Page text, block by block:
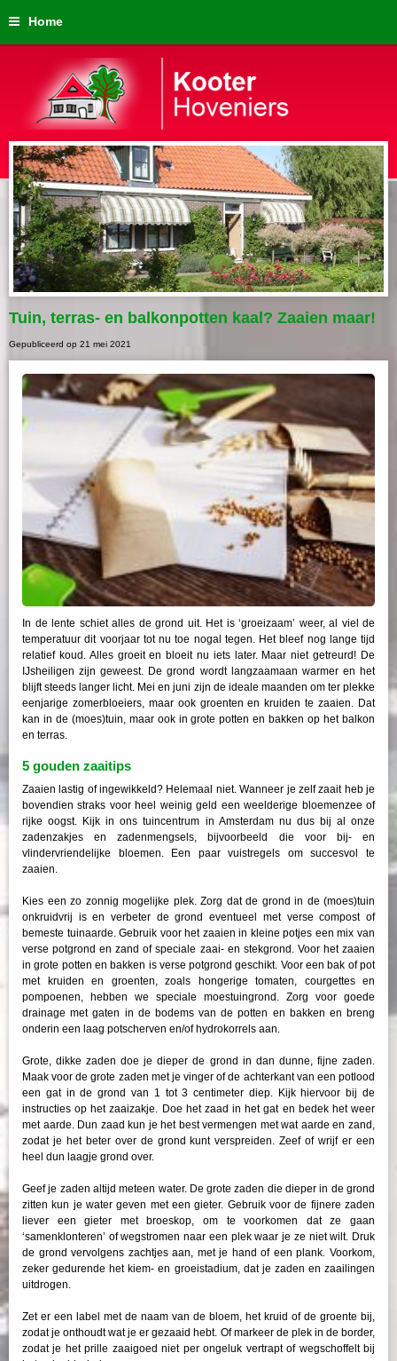
Home
Tuin, terras- en balkonpotten kaal? Zaaien maar!
Gepubliceerd op 21 mei 2021
In de lente schiet alles de grond uit. Het is ‘groeizaam’ weer, al viel de
temperatuur dit voorjaar tot nu toe nogal tegen. Het bleef nog lange tijd
relatief koud. Alles groeit en bloeit nu iets later. Maar niet getreurd! De
IJsheiligen zijn geweest. De grond wordt langzaamaan warmer en het
blijft steeds langer licht. Mei en juni zijn de ideale maanden om ter plekke
eenjarige zomerbloeiers, maar ook groenten en kruiden te zaaien. Dat
kan in de (moes)tuin, maar ook in grote potten en bakken op het balkon
en terras.
5 gouden zaaitips
Zaaien lastig of ingewikkeld? Helemaal niet. Wanneer je zelf zaait heb je
bovendien straks voor heel weinig geld een weelderige bloemenzee of
rijke oogst. Kijk in ons tuincentrum in Amsterdam nu dus bij al onze
zadenzakjes en zadenmengsels, bijvoorbeeld die voor bij- en
vlindervriendelijke bloemen. Een paar vuistregels om succesvol te
zaaien.
Kies een zo zonnig mogelijke plek. Zorg dat de grond in de (moes)tuin
onkruidvrij is en verbeter de grond eventueel met verse compost of
bemeste tuinaarde. Gebruik voor het zaaien in kleine potjes een mix van
verse potgrond en zand of speciale zaai- en stekgrond. Voor het zaaien
in grote potten en bakken is verse potgrond geschikt. Voor een bak of pot
met kruiden en groenten, zoals hongerige tomaten, courgettes en
pompoenen, hebben we speciale moestuingrond. Zorg voor goede
drainage met gaten in de bodems van de potten en bakken en breng
onderin een laag potscherven en/of hydrokorrels aan.
Grote, dikke zaden doe je dieper de grond in dan dunne, fijne zaden.
Maak voor de grote zaden met je vinger of de achterkant van een potlood
een gat in de grond van 1 tot 3 centimeter diep. Kijk hiervoor bij de
instructies op het zaaizakje. Doe het zaad in het gat en bedek het weer
met aarde. Dun zaad kun je het best vermengen met wat aarde en zand,
zodat je het beter over de grond kunt verspreiden. Zeef of wrijf er een
heel dun laagje grond over.
Geef je zaden altijd meteen water. De grote zaden die dieper in de grond
zitten kun je water geven met een gieter. Gebruik voor de fijnere zaden
liever een gieter met broeskop, om te voorkomen dat ze gaan
‘samenklonteren’ of wegstromen naar een plek waar je ze niet wilt. Druk
de grond vervolgens zachtjes aan, met je hand of een plank. Voorkom,
zeker gedurende het kiem- en groeistadium, dat je zaden en zaailingen
uitdrogen.
Zet er een label met de naam van de bloem, het kruid of de groente bij,
zodat je onthoudt wat je er gezaaid hebt. Of markeer de plek in de border,
zodat je het prille zaaigoed niet per ongeluk vertrapt of wegschoffelt bij